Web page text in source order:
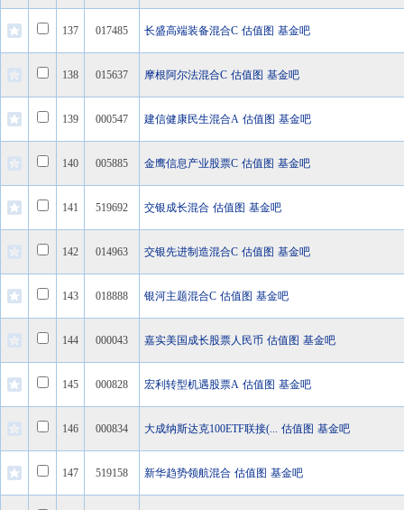
137 017485 长盛高端装备混合C 估值图 基金吧
138 015637 摩根阿尔法混合C 估值图 基金吧
139 000547 建信健康民生混合A 估值图 基金吧
140 005885 金鹰信息产业股票C 估值图 基金吧
141 519692 交银成长混合 估值图 基金吧
142 014963 交银先进制造混合C 估值图 基金吧
143 018888 银河主题混合C 估值图 基金吧
144 000043 嘉实美国成长股票人民币 估值图 基金吧
145 000828 宏利转型机遇股票A 估值图 基金吧
146 000834 大成纳斯达克100ETF联接(... 估值图 基金吧
147 519158 新华趋势领航混合 估值图 基金吧